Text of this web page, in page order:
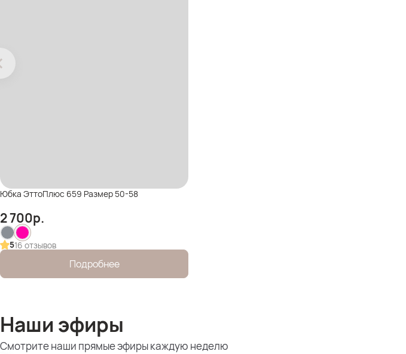
Юбка ЭттоПлюс 659 Размер 50-58
2 700р.
516 отзывов
Подробнее
Наши эфиры
Смотрите наши прямые эфиры каждую неделю